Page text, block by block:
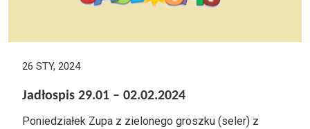
26 STY, 2024
Jadłospis 29.01 – 02.02.2024
Poniedziałek Zupa z zielonego groszku (seler) z